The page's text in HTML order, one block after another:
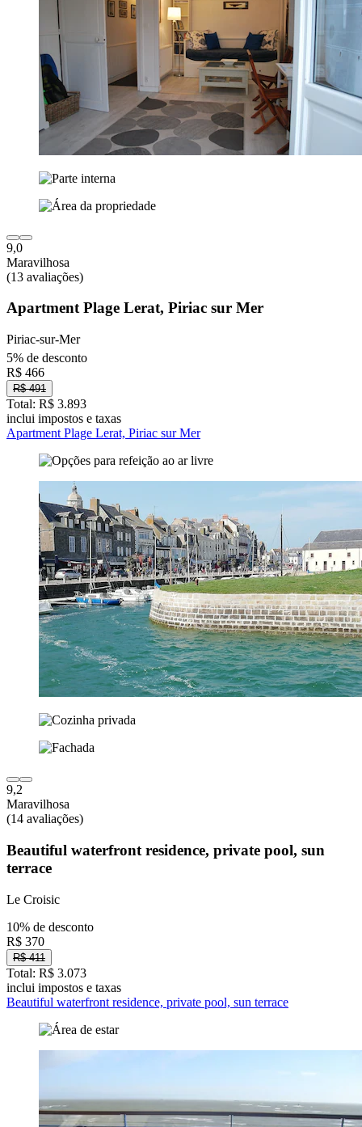
9,0
Maravilhosa
(13 avaliações)
Apartment Plage Lerat, Piriac sur Mer
Piriac-sur-Mer
5% de desconto
R$ 466
R$ 491
Total: R$ 3.893
inclui impostos e taxas
Apartment Plage Lerat, Piriac sur Mer
9,2
Maravilhosa
(14 avaliações)
Beautiful waterfront residence, private pool, sun
terrace
Le Croisic
10% de desconto
R$ 370
R$ 411
Total: R$ 3.073
inclui impostos e taxas
Beautiful waterfront residence, private pool, sun terrace